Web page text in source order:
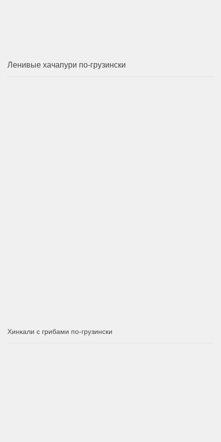
Ленивые хачапури по-грузински
Хинкали с грибами по-грузински